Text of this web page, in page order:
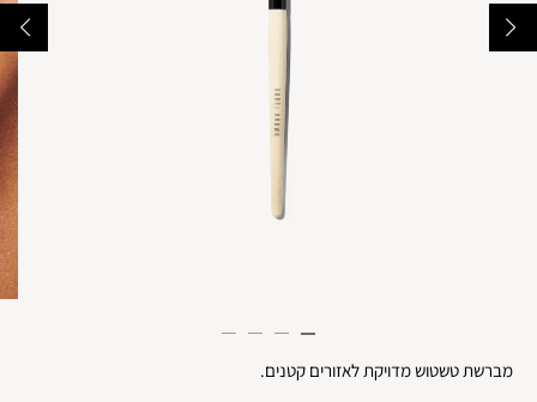
מברשת טשטוש מדויקת לאזורים קטנים.